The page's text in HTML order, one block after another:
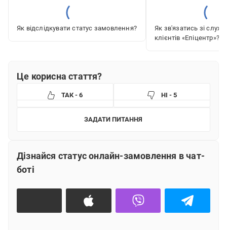
Як відслідкувати статус замовлення?
Як зв'язатись зі
клієнтів «‎Епіцентр»?
Це корисна стаття?
ТАК - 6 НІ - 5
ЗАДАТИ ПИТАННЯ
Інформація не зрозуміла
Інформація застаріла або не відповідає дійсності
Інформація не допомагає вирішити питання
Інша причина (текст)
Дізнайся статус онлайн-замовлення в чат-
боті